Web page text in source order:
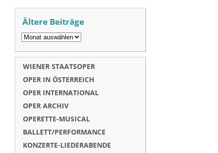
Ältere Beiträge
WIENER STAATSOPER
OPER IN ÖSTERREICH
OPER INTERNATIONAL
OPER ARCHIV
OPERETTE-MUSICAL
BALLETT/PERFORMANCE
KONZERTE-LIEDERABENDE